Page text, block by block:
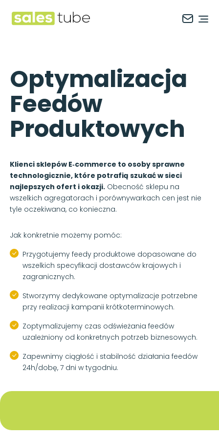
Salestube
Optymalizacja
Feedów
Produktowych
Klienci sklepów E‑commerce to osoby sprawne
technologicznie, które potrafią szukać w sieci
najlepszych ofert i okazji. Obecność sklepu na
wszelkich agregatorach i porównywarkach cen jest nie
tyle oczekiwana, co konieczna.
Jak konkretnie możemy pomóc:
Przygotujemy feedy produktowe dopasowane do
wszelkich specyfikacji dostawców krajowych i
zagranicznych.
Stworzymy dedykowane optymalizacje potrzebne
przy realizacji kampanii krótkoterminowych.
Zoptymalizujemy czas odświeżania feedów
uzależniony od konkretnych potrzeb biznesowych.
Zapewnimy ciągłość i stabilność działania feedów
24h/dobę, 7 dni w tygodniu.